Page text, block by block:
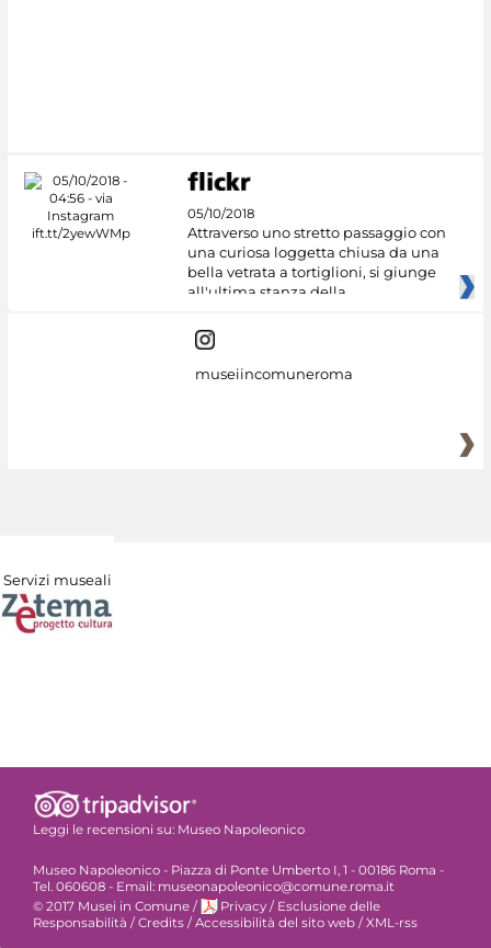
05/10/2018
Attraverso uno stretto passaggio con
una curiosa loggetta chiusa da una
bella vetrata a tortiglioni, si giunge
all'ultima stanza della
museiincomuneroma
Servizi museali
Leggi le recensioni su: Museo Napoleonico
Museo Napoleonico - Piazza di Ponte Umberto I, 1 - 00186 Roma -
Tel. 060608 - Email: museonapoleonico@comune.roma.it
© 2017 Musei in Comune / Privacy / Esclusione delle
Responsabilità / Credits / Accessibilità del sito web / XML-rss